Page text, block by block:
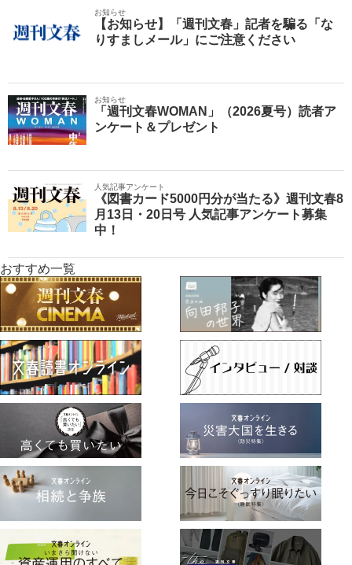
お知らせ
【お知らせ】「週刊文春」記者を騙る「な
りすましメール」にご注意ください
お知らせ
「週刊文春WOMAN」（2026夏号）読者ア
ンケート＆プレゼント
人気記事アンケート
《図書カード5000円分が当たる》週刊文春8
月13日・20日号 人気記事アンケート募集
中！
おすすめ一覧